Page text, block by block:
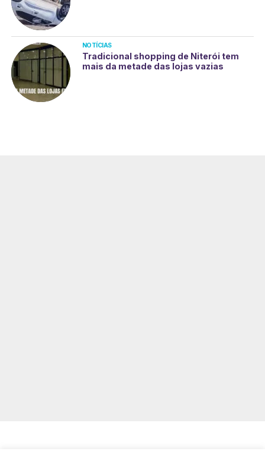
NOTÍCIAS
Tradicional shopping de Niterói tem
mais da metade das lojas vazias